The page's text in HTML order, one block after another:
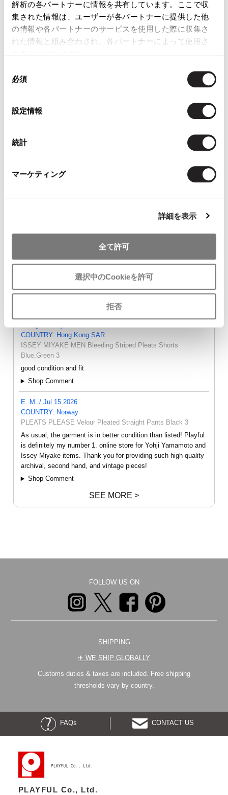
解析の各パートナーに情報を共有しています。ここで収
集された情報は、ユーザーが各パートナーに提供した他
の情報や各パートナーのサービスを使用した際に収集さ
れた情報と組み合わされ、各パートナーによって使用さ
必須
設定情報
統計
マーケティング
詳細を表示
全て許可
選択中のCookieを許可
拒否
GREEN Wool Gabardine
Pants Navy L
Sold
- FEEDBACK -
COUNTRY: Hong Kong SAR
ISSEY MIYAKE MEN Bleeding Striped Pleats Shorts
Blue,Green 3
good condition and fit
Shop Comment
E. M. / Jul 15 2026
COUNTRY: Norway
PLEATS PLEASE Velour Pleated Straight Pants Black 3
As usual, the garment is in better condition than listed! Playful
is definitely my number 1. online store for Yohji Yamamoto and
Issey Miyake items. Thank you for providing such high-quality
archival, second hand, and vintage pieces!
Shop Comment
SEE MORE >
FOLLOW US ON
SHIPPING
✈︎ WE SHIP GLOBALLY
Customs duties & taxes are included. Free shipping
thresholds vary by country.
FAQs CONTACT US
PLAYFUL Co., Ltd.